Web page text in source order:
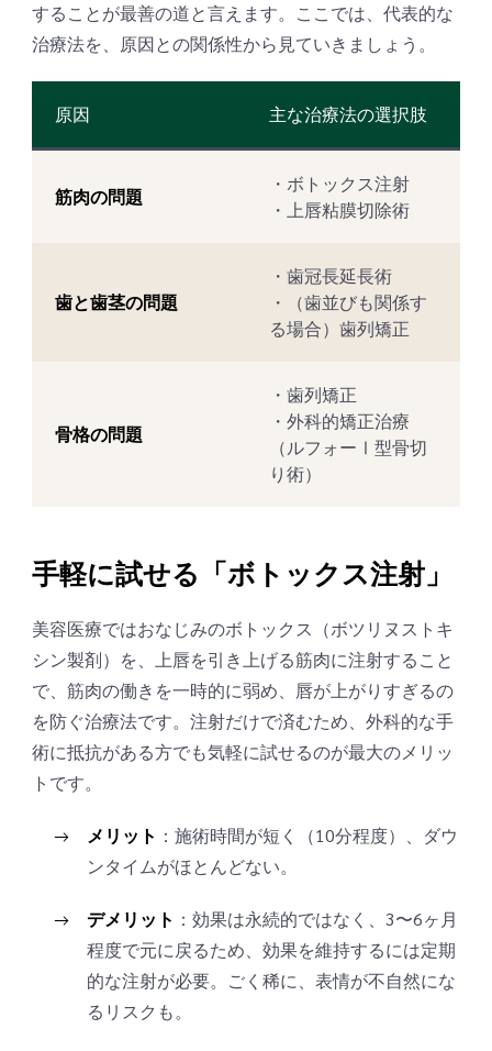
することが最善の道と言えます。ここでは、代表的な
治療法を、原因との関係性から見ていきましょう。
原因 主な治療法の選択肢
筋肉の問題
・ボトックス注射
・上唇粘膜切除術
歯と歯茎の問題
・歯冠長延長術
・（歯並びも関係す
る場合）歯列矯正
骨格の問題
・歯列矯正
・外科的矯正治療
（ルフォーⅠ型骨切
り術）
手軽に試せる「ボトックス注射」
美容医療ではおなじみのボトックス（ボツリヌストキ
シン製剤）を、上唇を引き上げる筋肉に注射すること
で、筋肉の働きを一時的に弱め、唇が上がりすぎるの
を防ぐ治療法です。注射だけで済むため、外科的な手
術に抵抗がある方でも気軽に試せるのが最大のメリッ
トです。
メリット ：施術時間が短く（10分程度）、ダウ
ンタイムがほとんどない。
デメリット ：効果は永続的ではなく、3〜6ヶ月
程度で元に戻るため、効果を維持するには定期
的な注射が必要。ごく稀に、表情が不自然にな
るリスクも。